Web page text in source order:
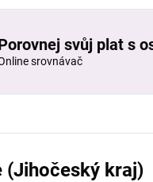
svůj plat s
srovnávač
(Jihočeský kraj)